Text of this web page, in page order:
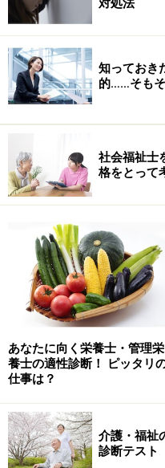
１P目>>
【判断力が不
度】
２P目>>【ほぼすべて
３P目>>【権利擁護が権
判断力が不十分
成年後見制度には、自
と、申立により家庭裁判
後見制度」があります。
任意後見制度と法定後見
知っておき
的……そも
社会福祉士
格をとって
あなたに向く栄養士・管理栄
養士の適性診断！ ピッタリ
仕事は？
介護・福祉
診断テスト